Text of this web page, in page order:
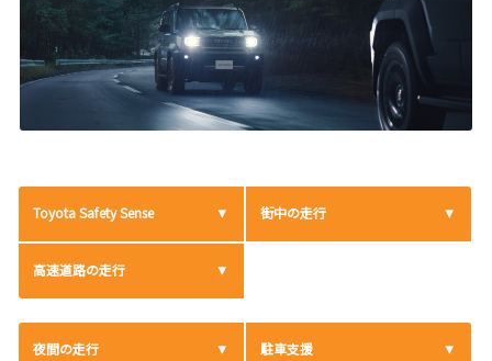
Toyota Safety Sense 街中の走行
高速道路の走行
夜間の走行 駐車支援